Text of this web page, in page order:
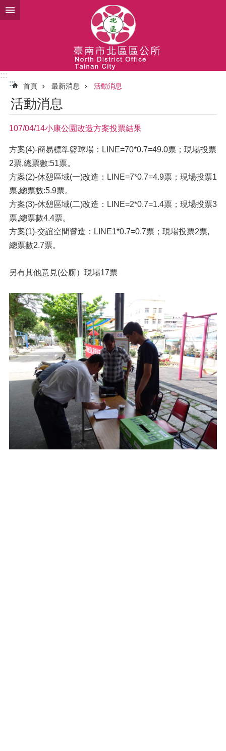
跳到主要內容區塊
:::
:::
首頁 最新消息 活動消息
活動消息
107/04/14小康公園改造方案投票結果
方案(4)-簡易標準籃球場：LINE=70*0.7=49.0票；現場投票
2票,總票數:51票。
方案(2)-休憩區域(一)改造：LINE=7*0.7=4.9票；現場投票1
票,總票數:5.9票。
方案(3)-休憩區域(二)改造：LINE=2*0.7=1.4票；現場投票3
票,總票數4.4票。
方案(1)-交誼空間營造：LINE1*0.7=0.7票；現場投票2票,
總票數2.7票。
另有其他意見(公廁）現場17票